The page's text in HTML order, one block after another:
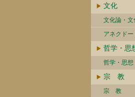
文化
文化論・文
アネクドー
哲学・思
哲学・思想
宗 教
宗 教